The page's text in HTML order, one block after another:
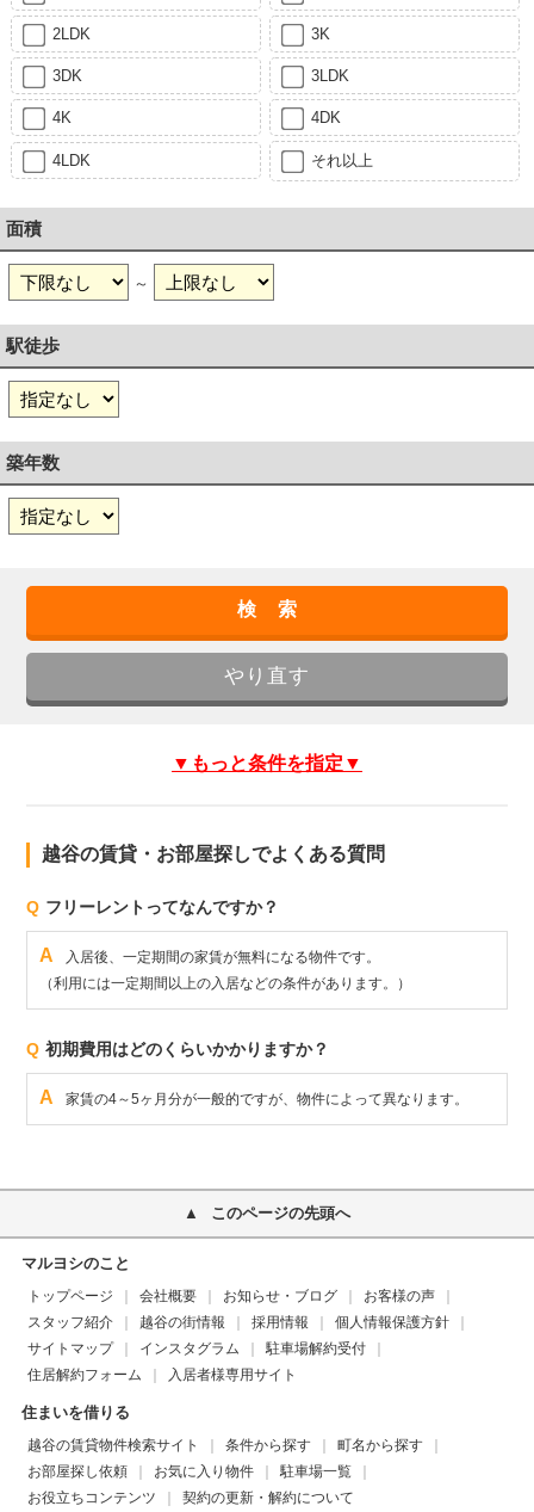
2LDK 3K
3DK 3LDK
4K 4DK
4LDK それ以上
面積
～
駅徒歩
築年数
▼もっと条件を指定▼
越谷の賃貸・お部屋探しでよくある質問
Q フリーレントってなんですか？
A
入居後、一定期間の家賃が無料になる物件です。
（利用には一定期間以上の入居などの条件があります。）
Q 初期費用はどのくらいかかりますか？
A 家賃の4～5ヶ月分が一般的ですが、物件によって異なります。
このページの先頭へ
マルヨシのこと
トップページ 会社概要 お知らせ・ブログ
お客様の声
スタッフ紹介
越谷の街情報 採用情報
個人情報保護方針
サイトマップ
インスタグラム
駐車場解約受付
住居解約フォーム
入居者様専用サイト
住まいを借りる
越谷の賃貸物件検索サイト 条件から探す
町名から探す
お部屋探し依頼
お気に入り物件
駐車場一覧
お役立ちコンテンツ
契約の更新・解約について